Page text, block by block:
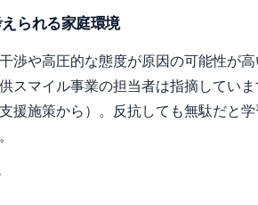
られる家庭環境
渉や高圧的な態度が原因の可能性が
スマイル事業の担当者は指摘してい
援施策から）。反抗しても無駄だと